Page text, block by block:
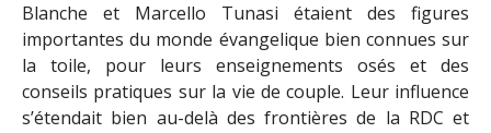
Blanche et Marcello Tunasi étaient des figures
importantes du monde évangelique bien connues sur
la toile, pour leurs enseignements osés et des
conseils pratiques sur la vie de couple. Leur influence
s’étendait bien au-delà des frontières de la RDC et